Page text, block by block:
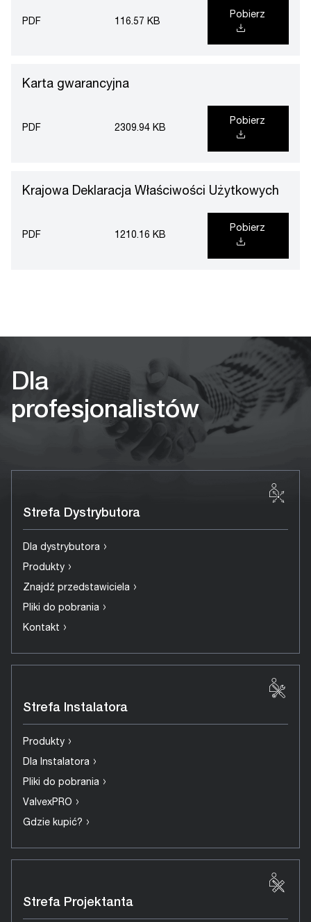
PDF 116.57 KB
Pobierz
Karta gwarancyjna
PDF 2309.94 KB
Pobierz
Krajowa Deklaracja Właściwości Użytkowych
PDF 1210.16 KB
Pobierz
Dla
profesjonalistów
Strefa Dystrybutora
Dla dystrybutora ›
Produkty ›
Znajdź przedstawiciela ›
Pliki do pobrania ›
Kontakt ›
Strefa Instalatora
Produkty ›
Dla Instalatora ›
Pliki do pobrania ›
ValvexPRO ›
Gdzie kupić? ›
Strefa Projektanta